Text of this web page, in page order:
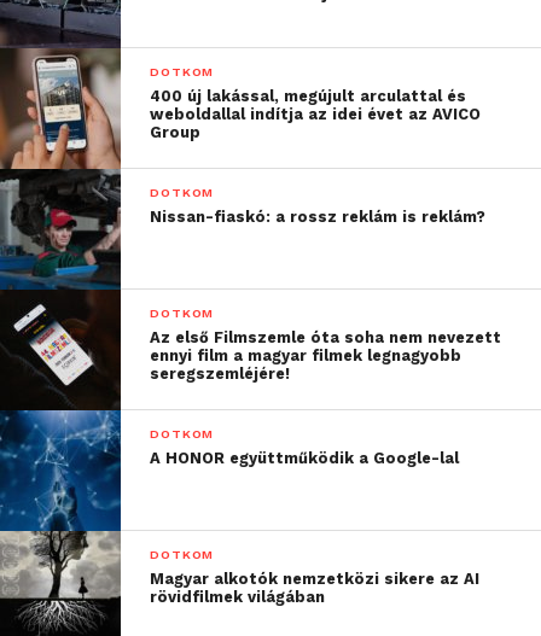
DOTKOM
400 új lakással, megújult arculattal és
weboldallal indítja az idei évet az AVICO
Group
DOTKOM
Nissan-fiaskó: a rossz reklám is reklám?
DOTKOM
Az első Filmszemle óta soha nem nevezett
ennyi film a magyar filmek legnagyobb
seregszemléjére!
DOTKOM
A HONOR együttműködik a Google-lal
DOTKOM
Magyar alkotók nemzetközi sikere az AI
rövidfilmek világában